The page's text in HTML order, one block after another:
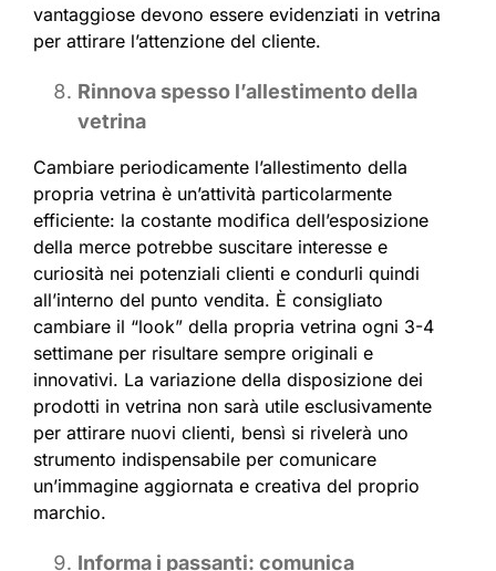
vantaggiose devono essere evidenziati in vetrina
per attirare l’attenzione del cliente.
Rinnova spesso l’allestimento della
vetrina
Cambiare periodicamente l’allestimento della
propria vetrina è un’attività particolarmente
efficiente: la costante modifica dell’esposizione
della merce potrebbe suscitare interesse e
curiosità nei potenziali clienti e condurli quindi
all’interno del punto vendita. È consigliato
cambiare il “look” della propria vetrina ogni 3-4
settimane per risultare sempre originali e
innovativi. La variazione della disposizione dei
prodotti in vetrina non sarà utile esclusivamente
per attirare nuovi clienti, bensì si rivelerà uno
strumento indispensabile per comunicare
un’immagine aggiornata e creativa del proprio
marchio.
Informa i passanti: comunica